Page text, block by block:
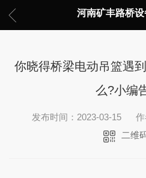
河南矿丰路桥设
你晓得桥梁电动吊篮遇
么?小编
发布时间：2023-03-15
二维